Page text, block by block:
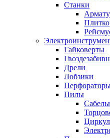
Станки
Гайковерты
Дрели
Лобзики
Пилы